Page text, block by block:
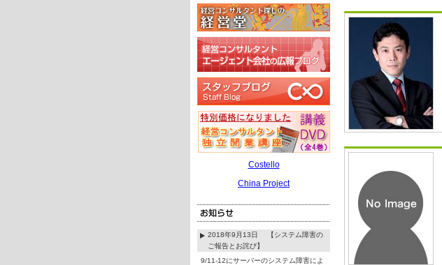
Costello
China Project
2018年9月13日 【システム障害の
ご報告とお詫び】
9/11-12にサーバーのシステム障害によ